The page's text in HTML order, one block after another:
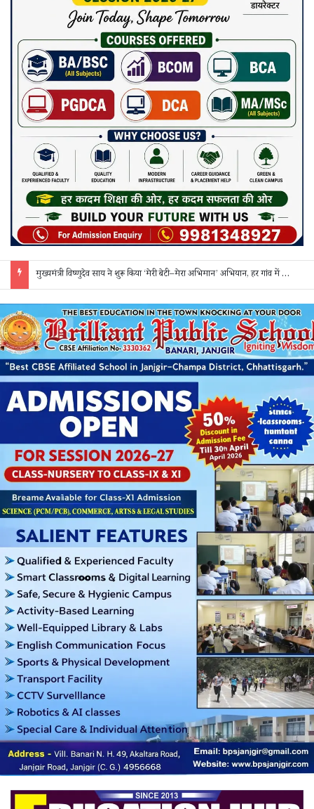
मुख्यमंत्री विष्णुदेव साय ने शुरू किया ‘मेरी बेटी–मेरा अभिमान’ अभियान, हर गांव में मुक्तिधाम और हर स्कूल में बालिका शौचालय